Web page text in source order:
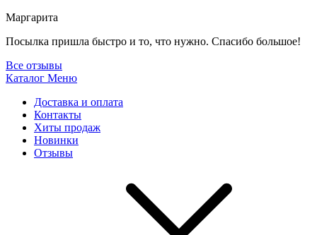
Маргарита
Посылка пришла быстро и то, что нужно. Спасибо большое!
Все отзывы
Каталог Меню
Доставка и оплата
Контакты
Хиты продаж
Новинки
Отзывы